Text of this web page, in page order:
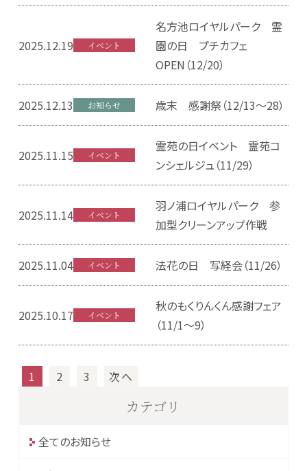
2025.12.19 イベント
名方池ロイヤルパーク 霊
園の日 プチカフェ
OPEN（12/20）
2025.12.13 お知らせ 歳末 感謝祭（12/13～28）
2025.11.15 イベント
霊苑の日イベント 霊苑コ
ンシェルジュ（11/29）
2025.11.14 イベント
羽ノ浦ロイヤルパーク 参
加型クリーンアップ作戦
2025.11.04 イベント 法花の日 写経会（11/26）
2025.10.17 イベント
秋のもくりんくん感謝フェア
（11/1～9）
ジ
1 2 3 次へ
カテゴリ
全てのお知らせ